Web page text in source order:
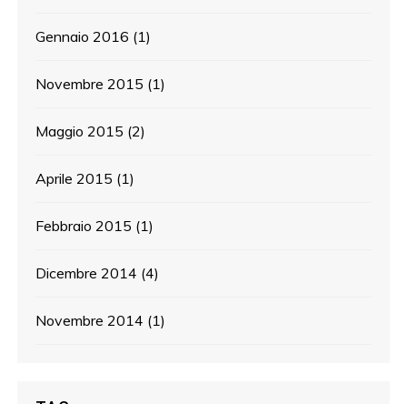
Gennaio 2016 (1)
Novembre 2015 (1)
Maggio 2015 (2)
Aprile 2015 (1)
Febbraio 2015 (1)
Dicembre 2014 (4)
Novembre 2014 (1)